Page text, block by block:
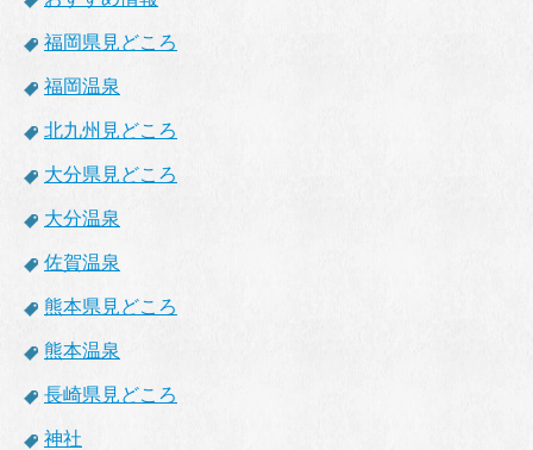
福岡県見どころ
福岡温泉
北九州見どころ
大分県見どころ
大分温泉
佐賀温泉
熊本県見どころ
熊本温泉
長崎県見どころ
神社